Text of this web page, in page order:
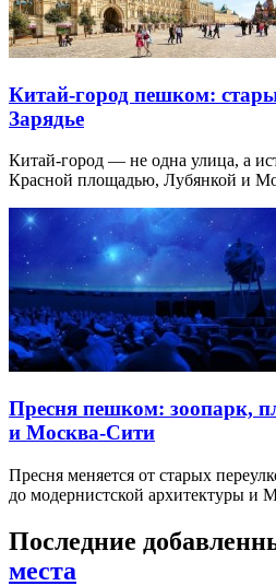
Китай-город пешком:
Зарядье
Китай-город — не одна улица, а
Красной площадью, Лубянкой и
Пресня пешком: зоопарк,
и Москва-Сити
Пресня меняется от старых
до модернистской архитектуры и
Последние
места